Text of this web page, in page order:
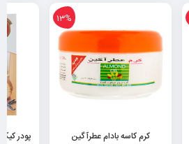
13%
کرم کاسه بادام عطرآگین